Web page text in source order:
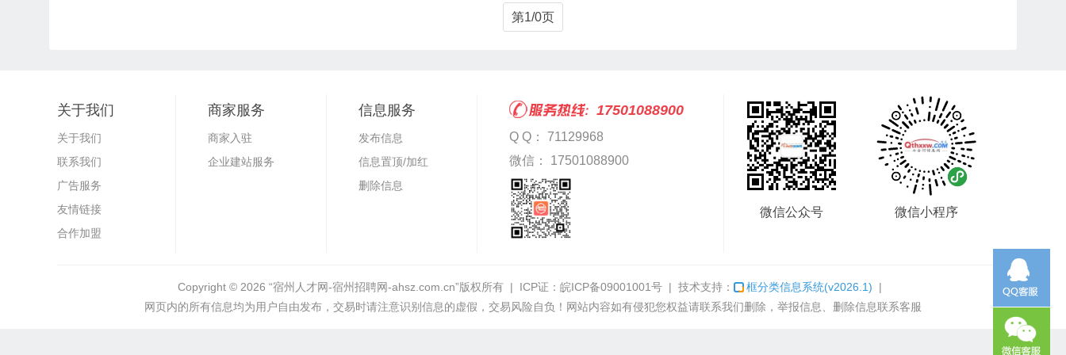
第1/0页
关于我们
关于我们
联系我们
广告服务
友情链接
合作加盟
商家服务
商家入驻
企业建站服务
信息服务
发布信息
信息置顶/加红
删除信息
17501088900
Q Q： 71129968
微信： 17501088900
微信公众号 微信小程序
Copyright © 2026 “宿州人才网-宿州招聘网-ahsz.com.cn”版权所有 | ICP证： 皖ICP备09001001号 | 技术支持： 框分类信息系统(v2026.1) |
网页内的所有信息均为用户自由发布，交易时请注意识别信息的虚假，交易风险自负！网站内容如有侵犯您权益请联系我们删除，举报信息、删除信息联系客服